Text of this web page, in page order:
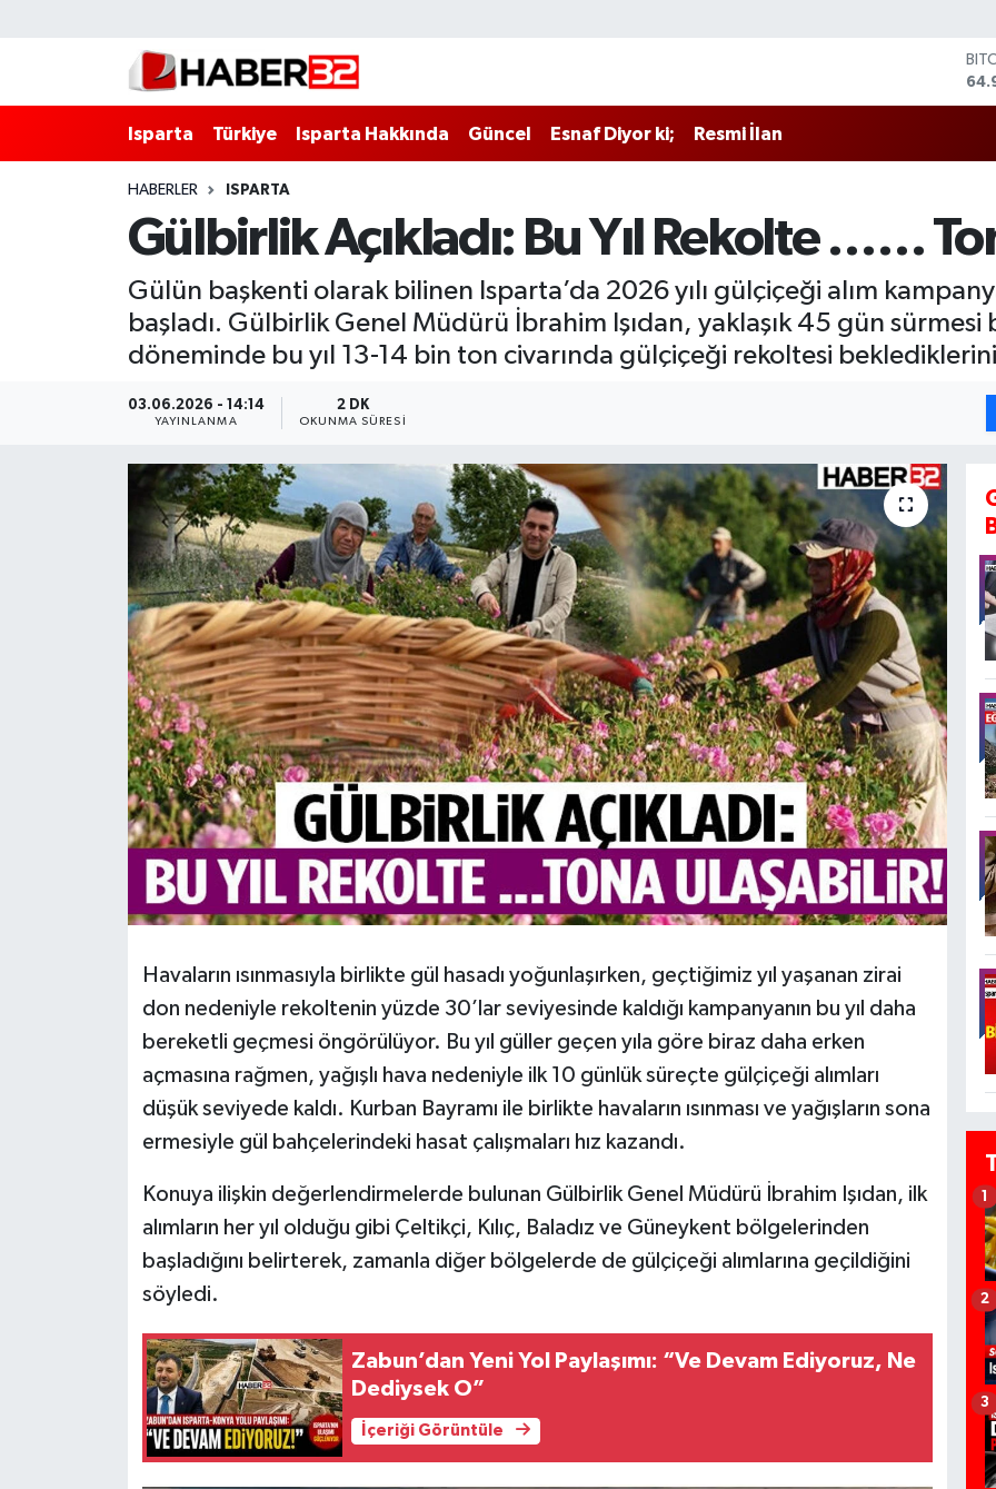
Isparta Türkiye Isparta Hakkında Güncel Esnaf Diyor ki; Resmi İlan
HABERLER ISPARTA
Gülbirlik Açıkladı: Bu Yıl Rekolte ……
Gülün başkenti olarak bilinen Isparta’da 2026 yılı gülçiçeği alım
başladı. Gülbirlik Genel Müdürü İbrahim Işıdan, yaklaşık 45 gün
döneminde bu yıl 13-14 bin ton civarında gülçiçeği rekoltesi beklediklerini
03.06.2026 - 14:14
YAYINLANMA
2 DK
OKUNMA SÜRESI
Havaların ısınmasıyla birlikte gül hasadı yoğunlaşırken, geçtiğimiz yıl yaşanan zirai
don nedeniyle rekoltenin yüzde 30’lar seviyesinde kaldığı kampanyanın bu yıl daha
bereketli geçmesi öngörülüyor. Bu yıl güller geçen yıla göre biraz daha erken
açmasına rağmen, yağışlı hava nedeniyle ilk 10 günlük süreçte gülçiçeği alımları
düşük seviyede kaldı. Kurban Bayramı ile birlikte havaların ısınması ve yağışların sona
ermesiyle gül bahçelerindeki hasat çalışmaları hız kazandı.
Konuya ilişkin değerlendirmelerde bulunan Gülbirlik Genel Müdürü İbrahim Işıdan, ilk
alımların her yıl olduğu gibi Çeltikçi, Kılıç, Baladız ve Güneykent bölgelerinden
başladığını belirterek, zamanla diğer bölgelerde de gülçiçeği alımlarına geçildiğini
söyledi.
Zabun’dan Yeni Yol Paylaşımı: “Ve Devam Ediyoruz, Ne
Dediysek O”
İçeriği Görüntüle
1
2
3
Isparta Hakkında
Esnaf Diyor ki;
BİLİM VE TEKNOLOJİ
HABERDE İNSAN
KÜLTÜR SANAT
MAGAZİN
POLİTİKA
RESMİ İLANLAR
Tarihi Yapılarımız
Teknoloji
Isparta Nöbetçi Eczaneler
Isparta Hava Durumu
Isparta Trafik Yoğunluk Haritası
Süper Lig Puan Durumu ve Fikstür
Tüm Manşetler
Son Dakika Haberleri
Haber Arşivi